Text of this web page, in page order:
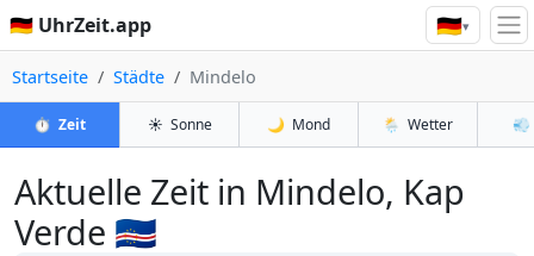
🇩🇪 UhrZeit.app 🇩🇪▾
Startseite Städte Mindelo
⏱️ Zeit ☀️ Sonne 🌙 Mond 🌦️ Wetter 💨
Aktuelle Zeit in Mindelo, Kap
Verde 🇨🇻